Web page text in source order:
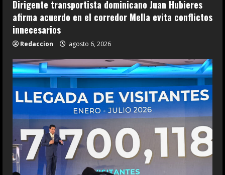
Dirigente transportista dominicano Juan Hubieres
afirma acuerdo en el corredor Mella evita conflictos
innecesarios
Redaccion agosto 6, 2026